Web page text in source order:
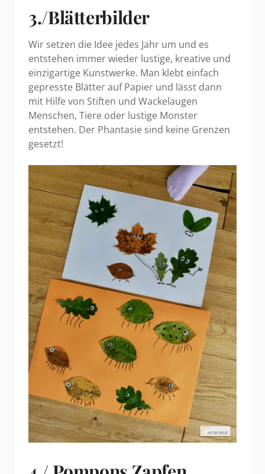
3./Blätterbilder
Wir setzen die Idee jedes Jahr um und es
entstehen immer wieder lustige, kreative und
einzigartige Kunstwerke. Man klebt einfach
gepresste Blätter auf Papier und lässt dann
mit Hilfe von Stiften und Wackelaugen
Menschen, Tiere oder lustige Monster
entstehen. Der Phantasie sind keine Grenzen
gesetzt!